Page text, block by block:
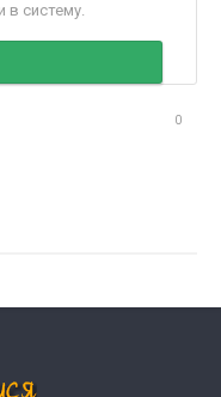
в систему.
0